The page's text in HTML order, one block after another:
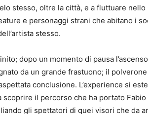
stesso, oltre la città, e a fluttuare
e personaggi strani che abitano i
stesso.
dopo un momento di pausa
da un grande frastuono; il
conclusione. L’experience si
scoprire il percorso che ha portato
gli spettatori di quei visori che da